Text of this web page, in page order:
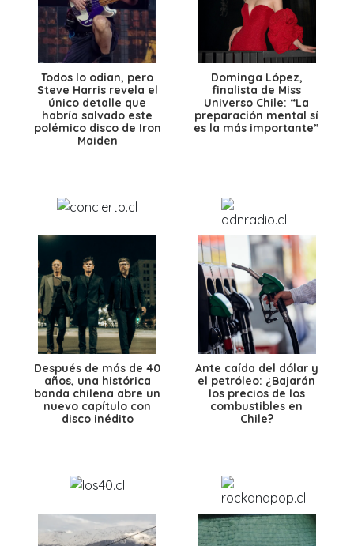
Todos lo odian, pero
Steve Harris revela el
único detalle que
habría salvado este
polémico disco de Iron
Maiden
Dominga López,
finalista de Miss
Universo Chile: “La
preparación mental sí
es la más importante”
Después de más de 40
años, una histórica
banda chilena abre un
nuevo capítulo con
disco inédito
Ante caída del dólar y
el petróleo: ¿Bajarán
los precios de los
combustibles en
Chile?